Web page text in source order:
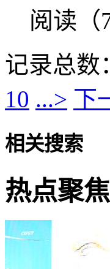
阅读（
记录总数
10 ...> 下
相关搜索
热点聚焦